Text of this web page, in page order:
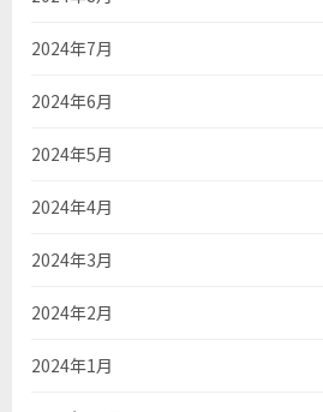
2024年7月
2024年6月
2024年5月
2024年4月
2024年3月
2024年2月
2024年1月